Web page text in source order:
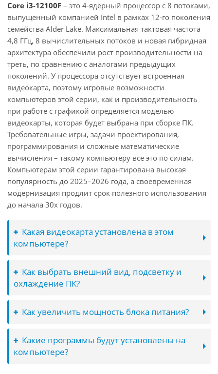
Core i3-12100F – это 4-ядерный процессор с 8 потоками,
выпущенный компанией Intel в рамках 12-го поколения
семейства Alder Lake. Максимальная тактовая частота
4,8 ГГц, 8 вычислительных потоков и новая гибридная
архитектура обеспечили рост производительности на
треть, по сравнению с аналогами предыдущих
поколений. У процессора отсутствует встроенная
видеокарта, поэтому игровые возможности
компьютеров этой серии, как и производительность
при работе с графикой определяется моделью
видеокарты, которая будет выбрана при сборке ПК.
Требовательные игры, задачи проектирования,
программирования и сложные математические
вычисления – такому компьютеру все это по силам.
Компьютерам этой серии гарантирована высокая
популярность до 2025–2026 года, а своевременная
модернизация продлит срок полезного использования
до начала 30х годов.
Какая видеокарта установлена в этом
компьютере?
Как выбрать внешний вид, подсветку и
охлаждение ПК?
Как увеличить мощность блока питания?
Какие программы будут установлены на
компьютере?